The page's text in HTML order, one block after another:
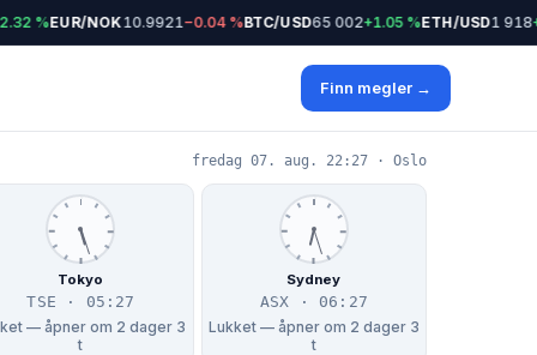
%EUR/NOK10.9921−0.04 %BTC/USD65 002+1.05 %ETH/USD1 918
Finn megler →
fredag 07. aug. 22:27 · Oslo
Tokyo
TSE · 05:27
— åpner om 2 dager 3
t
Sydney
ASX · 06:27
Lukket — åpner om 2 dager 3
t